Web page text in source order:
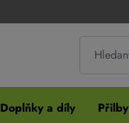
Doplňky a díly Přilby